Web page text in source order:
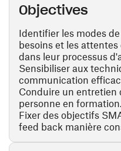
Objectives
Identifier les modes
besoins et les
dans leur processus
Sensibiliser aux
communication
Conduire un entretien
personne en formation.
Fixer des objectifs
feed back manière